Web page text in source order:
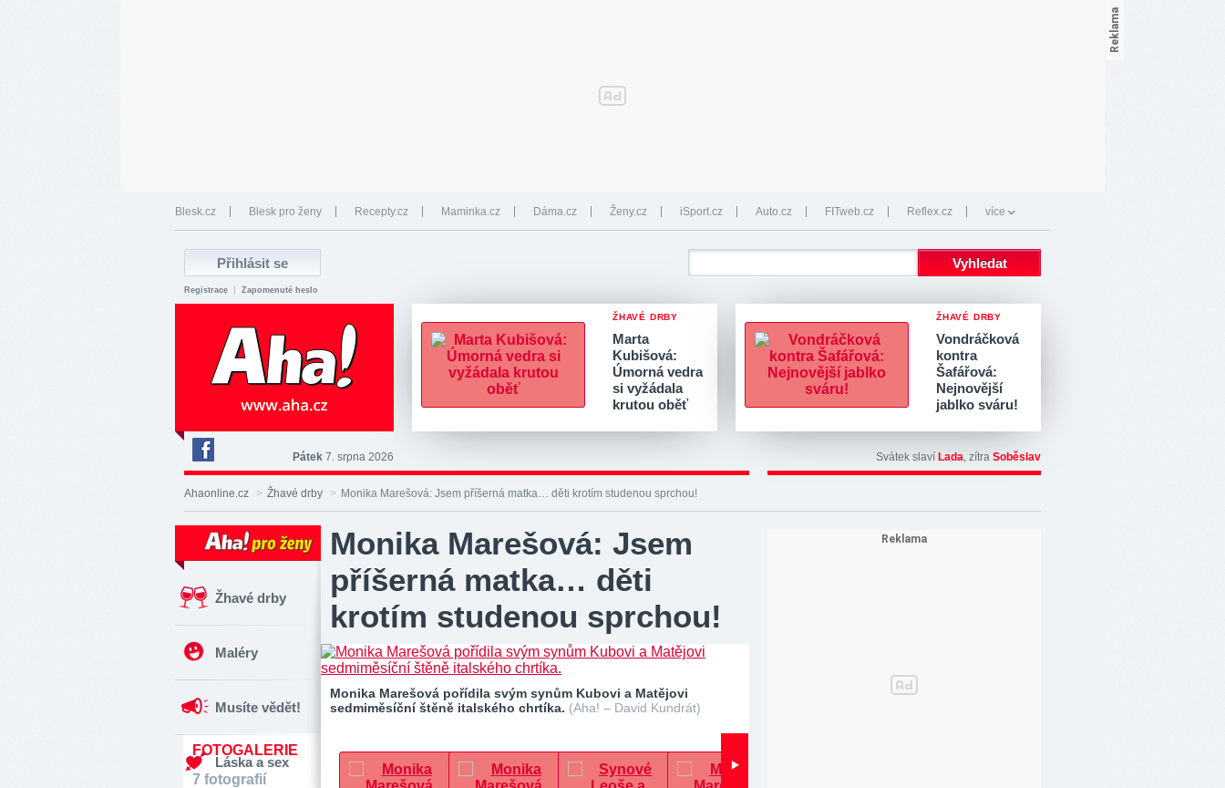
Blesk.cz Blesk pro ženy Recepty.cz Maminka.cz Dáma.cz Ženy.cz iSport.cz Auto.cz FITweb.cz Reflex.cz více
Registrace Zapomenuté heslo
ŽHAVÉ DRBY
Marta
Kubišová:
Úmorná vedra
si vyžádala
krutou oběť
ŽHAVÉ DRBY
Vondráčková
kontra
Šafářová:
Nejnovější
jablko sváru!
Deník
Aha!
na
Pátek 7. srpna 2026 Svátek slaví Lada, zítra Soběslav
Ahaonline.cz > Žhavé drby > Monika Marešová: Jsem příšerná matka… děti krotím studenou sprchou!
Žhavé drby
Maléry
Musíte vědět!
Láska a sex
Monika Marešová: Jsem
příšerná matka… děti
krotím studenou sprchou!
Monika Marešová pořídila svým synům Kubovi a Matějovi
sedmiměsíční štěně italského chrtíka. (Aha! – David Kundrát)
FOTOGALERIE
7 fotografií